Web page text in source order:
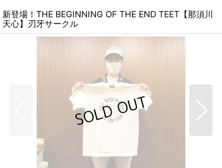
新登場！THE BEGINNING OF THE END TEET【那須川
天心】刃牙サークル